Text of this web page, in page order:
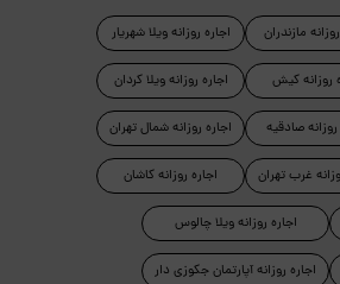
مازندران
روزانه کیش
روزانه صادقیه
غرب تهران
اجاره روزانه ویلا شهریار
اجاره روزانه ویلا کردان
اجاره روزانه شمال تهران
اجاره روزانه کاشان
اجاره روزانه ویلا چالوس
اجاره روزانه آپارتمان جکوزی دار